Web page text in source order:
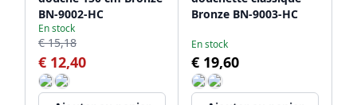
BN-9002-HC
En stock
€ 15,18
€ 12,40
Bronze BN-9003-HC
En stock
€ 19,60